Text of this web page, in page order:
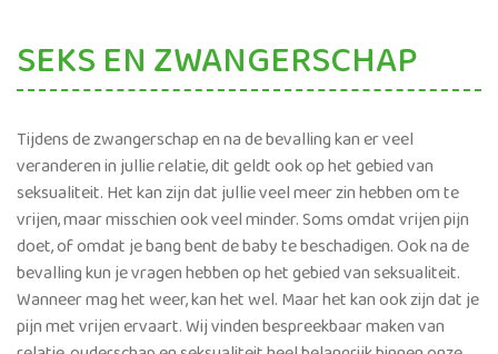
SEKS EN ZWANGERSCHAP
Tijdens de zwangerschap en na de bevalling kan er veel
veranderen in jullie relatie, dit geldt ook op het gebied van
seksualiteit. Het kan zijn dat jullie veel meer zin hebben om te
vrijen, maar misschien ook veel minder. Soms omdat vrijen pijn
doet, of omdat je bang bent de baby te beschadigen. Ook na de
bevalling kun je vragen hebben op het gebied van seksualiteit.
Wanneer mag het weer, kan het wel. Maar het kan ook zijn dat je
pijn met vrijen ervaart. Wij vinden bespreekbaar maken van